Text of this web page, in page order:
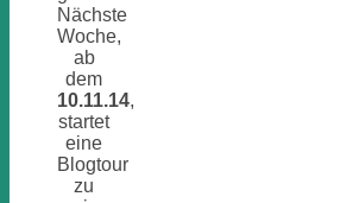
Nächste
Woche,
ab
dem
10.11.14,
startet
eine
Blogtour
zu